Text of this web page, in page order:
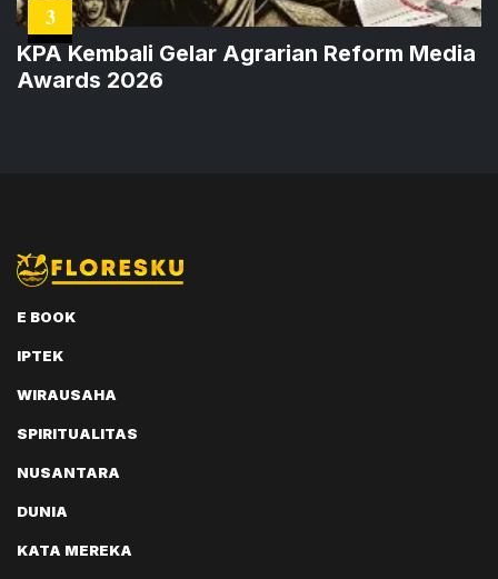
3
KPA Kembali Gelar Agrarian Reform Media
Awards 2026
E BOOK
IPTEK
WIRAUSAHA
SPIRITUALITAS
NUSANTARA
DUNIA
KATA MEREKA